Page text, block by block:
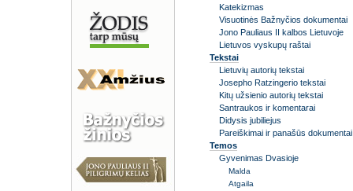
Katekizmas
Visuotinės Bažnyčios dokumentai
Jono Pauliaus II kalbos Lietuvoje
Lietuvos vyskupų raštai
Tekstai
Lietuvių autorių tekstai
Josepho Ratzingerio tekstai
Kitų užsienio autorių tekstai
Santraukos ir komentarai
Didysis jubiliejus
Pareiškimai ir panašūs dokumentai
Temos
Gyvenimas Dvasioje
Malda
Atgaila